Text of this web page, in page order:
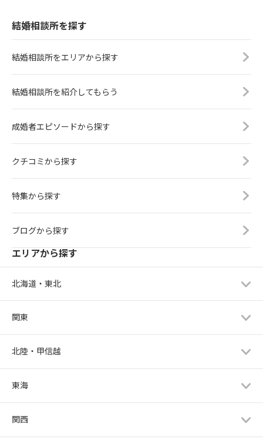
結婚相談所を探す
結婚相談所をエリアから探す
結婚相談所を紹介してもらう
成婚者エピソードから探す
クチコミから探す
特集から探す
ブログから探す
エリアから探す
北海道・東北
関東
北陸・甲信越
東海
関西